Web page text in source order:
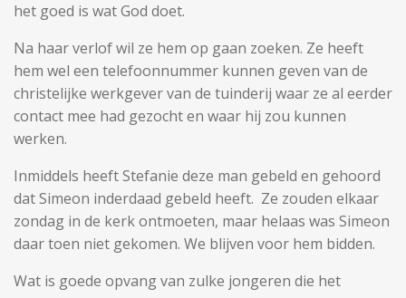
het goed is wat God doet.
Na haar verlof wil ze hem op gaan zoeken. Ze heeft
hem wel een telefoonnummer kunnen geven van de
christelijke werkgever van de tuinderij waar ze al eerder
contact mee had gezocht en waar hij zou kunnen
werken.
Inmiddels heeft Stefanie deze man gebeld en gehoord
dat Simeon inderdaad gebeld heeft. Ze zouden elkaar
zondag in de kerk ontmoeten, maar helaas was Simeon
daar toen niet gekomen. We blijven voor hem bidden.
Wat is goede opvang van zulke jongeren die het